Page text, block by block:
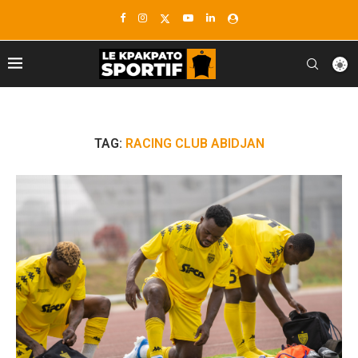
TAG: RACING CLUB ABIDJAN